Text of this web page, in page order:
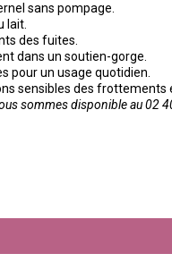
sans pompage.
lait.
des fuites.
dans un soutien-gorge.
pour un usage quotidien.
sensibles des
sommes disponible au 02